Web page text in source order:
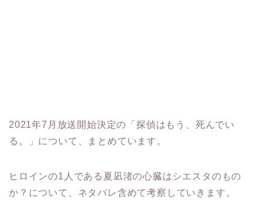
2021年7月放送開始決定の「探偵はもう、死んでい
る。」について、まとめています。
ヒロインの1人である夏凪渚の心臓はシエスタのもの
か？について、ネタバレ含めて考察していきます。